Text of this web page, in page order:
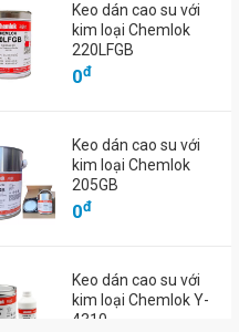
nước IPG Central No. K2800-
160
0đ
Keo dán cao su với
kim loại Chemlok
220LFGB
0đ
Keo dán cao su với
kim loại Chemlok
205GB
0đ
Keo dán cao su với
kim loại Chemlok Y-
4310